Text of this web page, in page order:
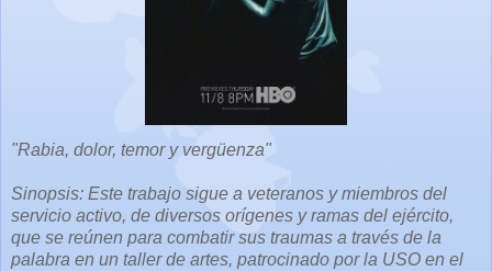
"Rabia, dolor, temor y vergüenza"
Sinopsis: Este trabajo sigue a veteranos y miembros del
servicio activo, de diversos orígenes y ramas del ejército,
que se reúnen para combatir sus traumas a través de la
palabra en un taller de artes, patrocinado por la USO en el